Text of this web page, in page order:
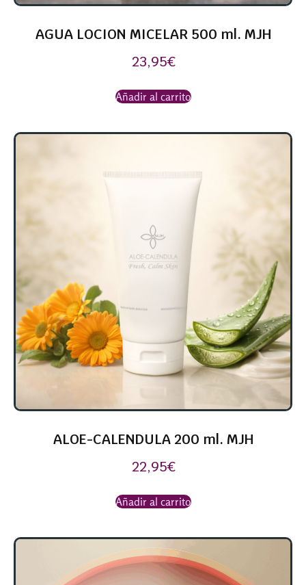
AGUA LOCION MICELAR 500 ml. MJH
23,95€
Añadir al carrito
ALOE-CALENDULA 200 ml. MJH
22,95€
Añadir al carrito